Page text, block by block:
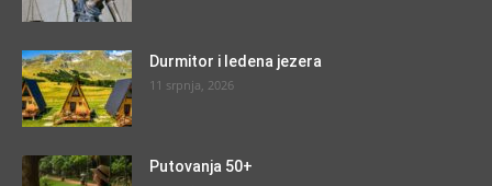
Durmitor i ledena jezera
11 srpnja, 2026
Putovanja 50+